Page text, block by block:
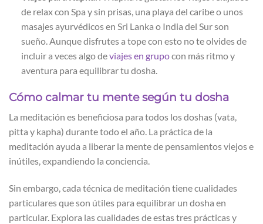
de relax con Spa y sin prisas, una playa del caribe o unos
masajes ayurvédicos en Sri Lanka o India del Sur son
sueño. Aunque disfrutes a tope con esto no te olvides de
incluir a veces algo deviajes en grupocon más ritmo y
aventura para equilibrar tu dosha.
Cómo calmar tu mente según tu dosha
La meditación es beneficiosa para todos los doshas (vata,
pitta y kapha) durante todo el año. La práctica de la
meditación ayuda a liberar la mente de pensamientos viejos e
inútiles, expandiendo la conciencia.
Sin embargo, cada técnica de meditación tiene cualidades
particulares que son útiles para equilibrar un dosha en
particular. Explora las cualidades de estas tres prácticas y